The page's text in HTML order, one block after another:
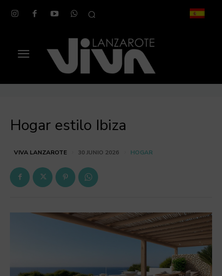
Hogar estilo Ibiza
VIVA LANZAROTE 30 JUNIO 2026 HOGAR